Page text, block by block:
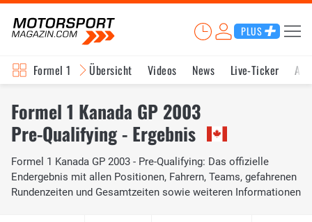
PLUS
Formel 1 Übersicht Videos News Live-Ticker
Formel 1 Kanada GP 2003
Pre-Qualifying - Ergebnis
Formel 1 Kanada GP 2003 - Pre-Qualifying: Das offizielle
Endergebnis mit allen Positionen, Fahrern, Teams, gefahrenen
Rundenzeiten und Gesamtzeiten sowie weiteren Informationen